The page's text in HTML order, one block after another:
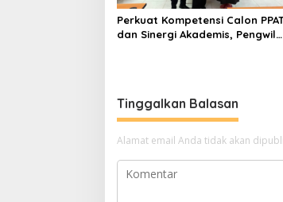
Perkuat Kompetensi Calon
dan Sinergi Akademis, Pengwil
Tinggalkan Balasan
Alamat email Anda tidak akan